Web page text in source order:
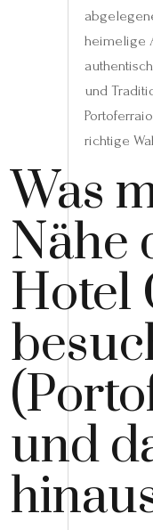
heimelige
und
richtige
Was
Nähe
Hotel
und